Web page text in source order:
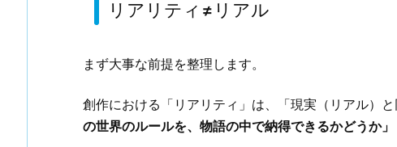
リアリティ≠リアル
まず大事な前提を整理します。
創作における「リアリティ」は、「現実（リアル）
の世界のルールを、物語の中で納得できるかどうか」